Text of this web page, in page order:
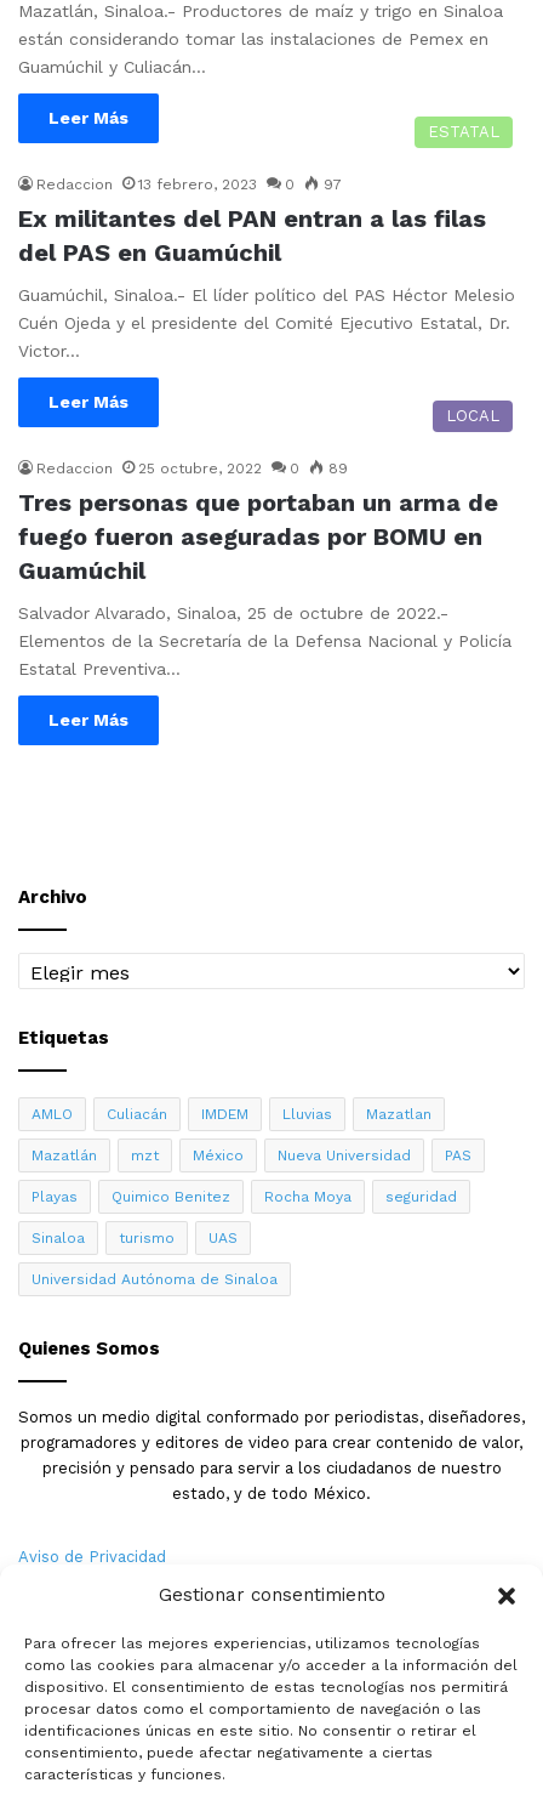
Gestionar consentimiento
Para ofrecer las mejores experiencias, utilizamos tecnologías
como las cookies para almacenar y/o acceder a la información del
dispositivo. El consentimiento de estas tecnologías nos permitirá
procesar datos como el comportamiento de navegación o las
identificaciones únicas en este sitio. No consentir o retirar el
consentimiento, puede afectar negativamente a ciertas
características y funciones.
Mazatlán, Sinaloa.- Productores de maíz y trigo en Sinaloa
están considerando tomar las instalaciones de Pemex en
Guamúchil y Culiacán…
Leer Más
ESTATAL
Redaccion 13 febrero, 2023 0 97
Ex militantes del PAN entran a las filas
del PAS en Guamúchil
Guamúchil, Sinaloa.- El líder político del PAS Héctor Melesio
Cuén Ojeda y el presidente del Comité Ejecutivo Estatal, Dr.
Victor…
Leer Más
LOCAL
Redaccion 25 octubre, 2022 0 89
Tres personas que portaban un arma de
fuego fueron aseguradas por BOMU en
Guamúchil
Salvador Alvarado, Sinaloa, 25 de octubre de 2022.-
Elementos de la Secretaría de la Defensa Nacional y Policía
Estatal Preventiva…
Leer Más
Archivo
Archivo
Etiquetas
AMLO Culiacán IMDEM Lluvias Mazatlan
Mazatlán mzt México Nueva Universidad PAS
Playas Quimico Benitez Rocha Moya seguridad
Sinaloa turismo UAS
Universidad Autónoma de Sinaloa
Quienes Somos
Somos un medio digital conformado por periodistas, diseñadores,
programadores y editores de video para crear contenido de valor,
precisión y pensado para servir a los ciudadanos de nuestro
estado, y de todo México.
Aviso de Privacidad
Términos y Condiciones
Política de Cookies
Contacto